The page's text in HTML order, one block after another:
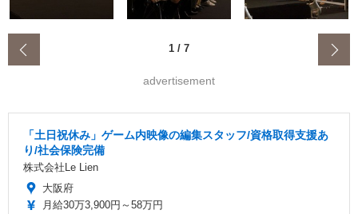
1 / 7
advertisement
「土日祝休み」ゲーム内映像の編集スタッフ/資格取得支援あ
り/社会保険完備
株式会社Le Lien
大阪府
月給30万3,900円～58万円